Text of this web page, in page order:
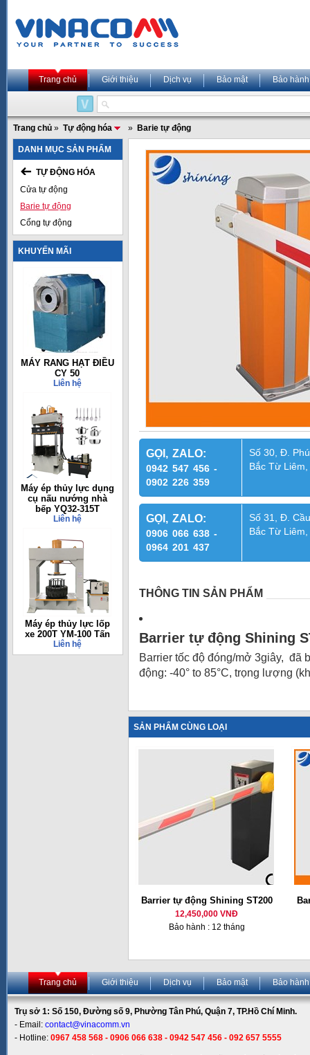
Trang chủ Giới thiệu Dịch vụ Bảo mật Bảo hành
Trang chủ » Tự động hóa » Barie tự động
DANH MỤC SẢN PHẨM
TỰ ĐỘNG HÓA
Cửa tự động
Barie tự động
Cổng tự động
KHUYẾN MÃI
MÁY RANG HẠT ĐIỀU
CY 50
Liên hệ
Máy ép thủy lực dụng
cụ nấu nướng nhà
bếp YQ32-315T
Liên hệ
Máy ép thủy lực lốp
xe 200T YM-100 Tấn
Liên hệ
GỌI, ZALO:
0942 547 456 -
0902 226 359
Số 30, Đ.
Bắc Từ
GỌI, ZALO:
0906 066 638 -
0964 201 437
Số 31, Đ.
Bắc Từ
THÔNG TIN SẢN PHẨM
Barrier tự động Shining
Barrier tốc độ đóng/mở 3giây, đã
động: -40° to 85°C, trọng lượng
SẢN PHẨM CÙNG LOẠI
Barrier tự động Shining ST200
12,450,000 VNĐ
Bảo hành : 12 tháng
Trang chủ Giới thiệu Dịch vụ Bảo mật Bảo hành
Trụ sở 1: Số 150, Đường số 9, Phường Tân Phú, Quận 7, TP.Hồ Chí Minh.
- Email: contact@vinacomm.vn
- Hotline: 0967 458 568 - 0906 066 638 - 0942 547 456 - 092 657 5555